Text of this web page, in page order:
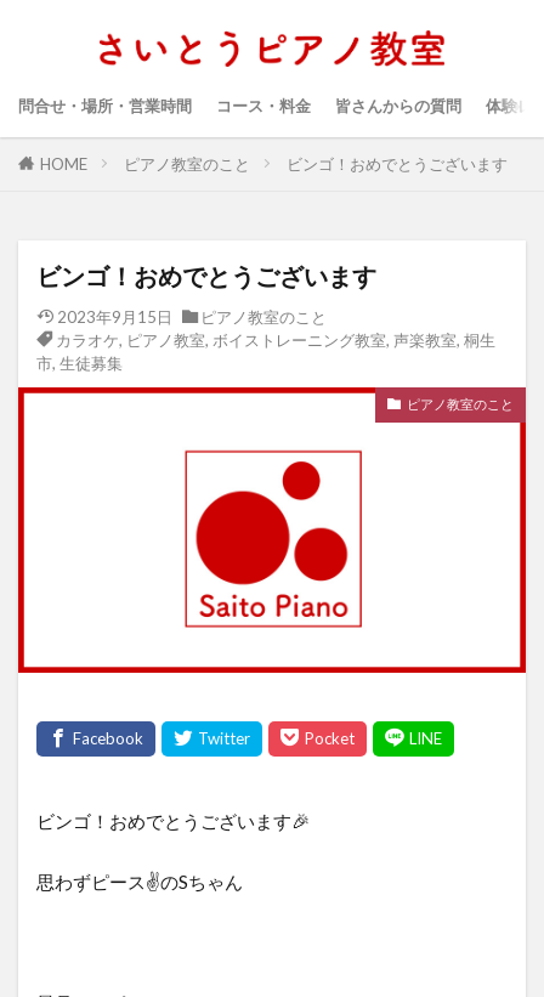
問合せ・場所・営業時間 コース・料金 皆さんからの質問 体験レ
HOME ピアノ教室のこと ビンゴ！おめでとうございます
ビンゴ！おめでとうございます
2023年9月15日
ピアノ教室のこと
カラオケ, ピアノ教室, ボイストレーニング教室, 声楽教室, 桐生
市, 生徒募集
ピアノ教室のこと
ビンゴ！おめでとうございます🎉
思わずピース✌️のSちゃん